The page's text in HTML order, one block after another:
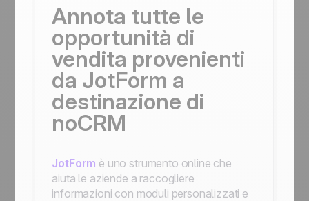
Annota tutte le
opportunità di
vendita provenienti
da JotForm a
destinazione di
noCRM
JotForm è uno strumento online che
aiuta le aziende a raccogliere
informazioni con moduli personalizzati e